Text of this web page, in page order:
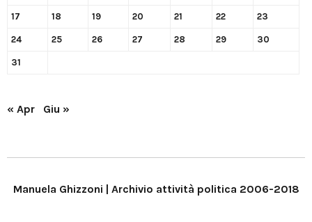
17 18 19 20 21 22 23
24 25 26 27 28 29 30
31
« Apr Giu »
Manuela Ghizzoni | Archivio attività politica 2006-2018